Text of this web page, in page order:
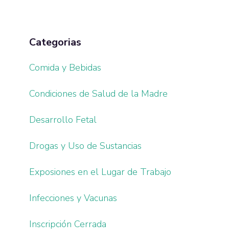
Categorias
Comida y Bebidas
Condiciones de Salud de la Madre
Desarrollo Fetal
Drogas y Uso de Sustancias
Exposiones en el Lugar de Trabajo
Infecciones y Vacunas
Inscripción Cerrada